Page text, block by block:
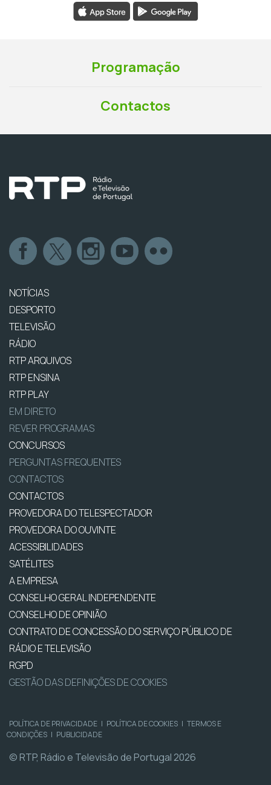
Programação
Contactos
NOTÍCIAS
DESPORTO
TELEVISÃO
RÁDIO
RTP ARQUIVOS
RTP ENSINA
RTP PLAY
EM DIRETO
REVER PROGRAMAS
CONCURSOS
PERGUNTAS FREQUENTES
CONTACTOS
CONTACTOS
PROVEDORA DO TELESPECTADOR
PROVEDORA DO OUVINTE
ACESSIBILIDADES
SATÉLITES
A EMPRESA
CONSELHO GERAL INDEPENDENTE
CONSELHO DE OPINIÃO
CONTRATO DE CONCESSÃO DO SERVIÇO PÚBLICO DE
RÁDIO E TELEVISÃO
RGPD
GESTÃO DAS DEFINIÇÕES DE COOKIES
POLÍTICA DE PRIVACIDADE | POLÍTICA DE COOKIES | TERMOS E
CONDIÇÕES | PUBLICIDADE
© RTP, Rádio e Televisão de Portugal 2026